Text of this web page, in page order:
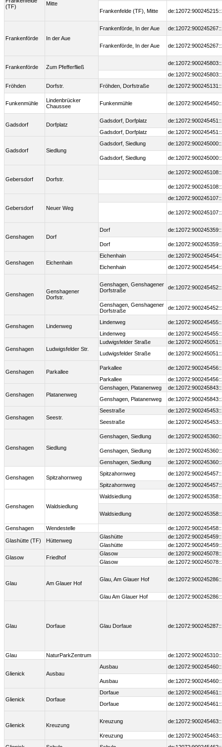
(TF)
Mitte
Frankenfelde (TF), Mitte
Frankenförde In der Aue
Frankenförde, In der Aue
Frankenförde, In der Aue
Frankenförde Zum Pfefferfließ
Fröhden
Dorfstr. Fröhden, Dorfstraße
Funkenmühle
Lindenbrücker
Chaussee
Funkenmühle
Gadsdorf Dorfplatz
Gadsdorf, Dorfplatz
Gadsdorf, Dorfplatz
Gadsdorf Siedlung
Gadsdorf, Siedlung
Gadsdorf, Siedlung
Gebersdorf Dorfstr.
Gebersdorf Neuer Weg
Genshagen Dorf
Dorf
Dorf
Genshagen Eichenhain
Eichenhain
Eichenhain
Genshagen
Genshagener
Dorfstr.
Genshagen, Genshagener
Dorfstraße
Genshagen, Genshagener
Dorfstraße
Genshagen Lindenweg
Lindenweg
Lindenweg
Genshagen Ludwigsfelder Str.
Ludwigsfelder Straße
Ludwigsfelder Straße
Genshagen Parkallee
Parkallee
Parkallee
Genshagen Platanenweg
Genshagen, Platanenweg
Genshagen, Platanenweg
Genshagen Seestr.
Seestraße
Seestraße
Genshagen Siedlung
Genshagen, Siedlung
Genshagen, Siedlung
Genshagen, Siedlung
Genshagen Spitzahornweg
Spitzahornweg
Spitzahornweg
Genshagen Waldsiedlung
Waldsiedlung
Waldsiedlung
Genshagen Wendestelle
Glashütte (TF) Hüttenweg
Glashütte
Glashütte
Glasow Friedhof
Glasow
Glasow
Glau Am Glauer Hof
Glau, Am Glauer Hof
Glau Am Glauer Hof
Glau Dorfaue Glau Dorfaue
Glau NaturParkZentrum
Glienick Ausbau
Ausbau
Ausbau
Glienick Dorfaue
Dorfaue
Dorfaue
Glienick Kreuzung
Kreuzung
Kreuzung